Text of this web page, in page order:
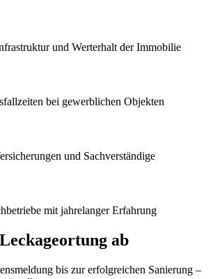
und Werterhalt der Immobilie
bei gewerblichen Objekten
und Sachverständige
mit jahrelanger Erfahrung
ab
bis zur erfolgreichen Sanierung –